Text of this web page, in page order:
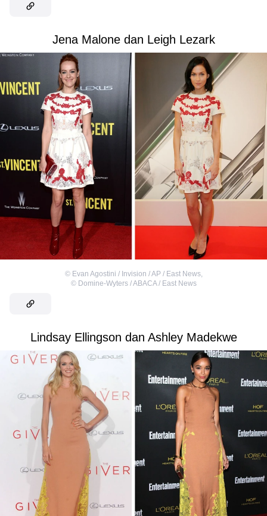
Jena Malone dan Leigh Lezark
© Evan Agostini / Invision / AP / East News,
© Domine-Wyters / ABACA / East News
Lindsay Ellingson dan Ashley Madekwe